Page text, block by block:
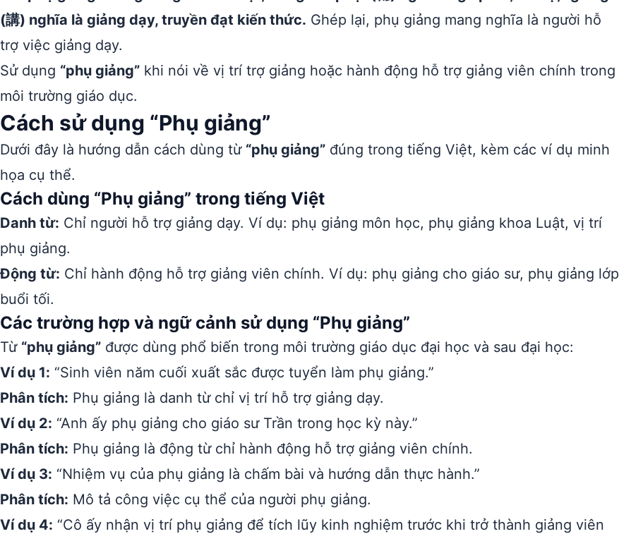
(講) nghĩa là giảng dạy, truyền đạt kiến thức. Ghép lại, phụ giảng mang nghĩa là người hỗ
trợ việc giảng dạy.
Sử dụng “phụ giảng” khi nói về vị trí trợ giảng hoặc hành động hỗ trợ giảng viên chính trong
môi trường giáo dục.
Cách sử dụng “Phụ giảng”
Dưới đây là hướng dẫn cách dùng từ “phụ giảng” đúng trong tiếng Việt, kèm các ví dụ minh
họa cụ thể.
Cách dùng “Phụ giảng” trong tiếng Việt
Danh từ: Chỉ người hỗ trợ giảng dạy. Ví dụ: phụ giảng môn học, phụ giảng khoa Luật, vị trí
phụ giảng.
Động từ: Chỉ hành động hỗ trợ giảng viên chính. Ví dụ: phụ giảng cho giáo sư, phụ giảng lớp
buổi tối.
Các trường hợp và ngữ cảnh sử dụng “Phụ giảng”
Từ “phụ giảng” được dùng phổ biến trong môi trường giáo dục đại học và sau đại học:
Ví dụ 1: “Sinh viên năm cuối xuất sắc được tuyển làm phụ giảng.”
Phân tích: Phụ giảng là danh từ chỉ vị trí hỗ trợ giảng dạy.
Ví dụ 2: “Anh ấy phụ giảng cho giáo sư Trần trong học kỳ này.”
Phân tích: Phụ giảng là động từ chỉ hành động hỗ trợ giảng viên chính.
Ví dụ 3: “Nhiệm vụ của phụ giảng là chấm bài và hướng dẫn thực hành.”
Phân tích: Mô tả công việc cụ thể của người phụ giảng.
Ví dụ 4: “Cô ấy nhận vị trí phụ giảng để tích lũy kinh nghiệm trước khi trở thành giảng viên